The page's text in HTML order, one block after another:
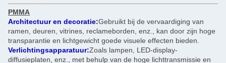
PMMA
Architectuur en decoratie:Gebruikt bij de vervaardiging van
ramen, deuren, vitrines, reclameborden, enz., kan door zijn hoge
transparantie en lichtgewicht goede visuele effecten bieden.
Verlichtingsapparatuur:Zoals lampen, LED-display-
diffusieplaten, enz., met behulp van de hoge lichttransmissie en